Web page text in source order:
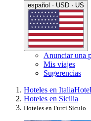
español · USD · US
Anunciar una
Mis viajes
Sugerencias
Hoteles en Italia
Hoteles en Sicilia
Hoteles en Furci Siculo